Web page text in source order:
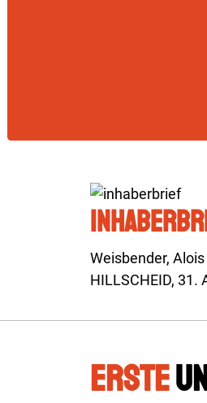
Weisbender, Alois
HILLSCHEID, 31.
ERSTE